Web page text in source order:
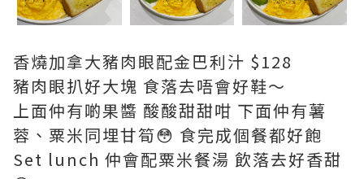
香燒加拿大豬肉眼配金巴利汁 $128
豬肉眼扒好大塊 食落去唔會好鞋～
上面仲有啲果醬 酸酸甜甜咁 下面仲有薯
蓉、粟米同埋甘筍😳 食完成個餐都好飽
Set lunch 仲會配粟米餐湯 飲落去好香甜